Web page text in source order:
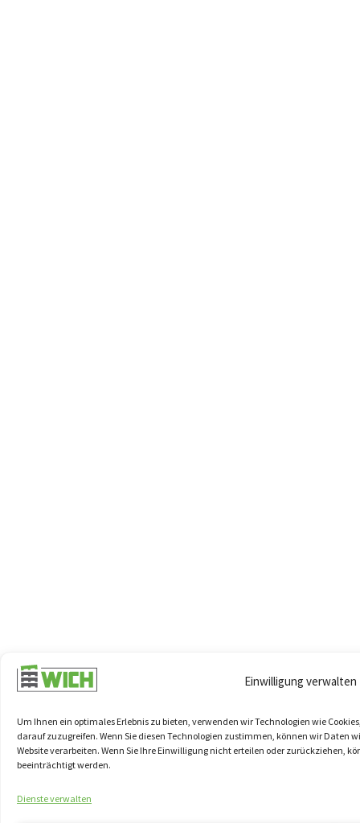
Einwilligung verwalten
Um Ihnen ein optimales Erlebnis zu bieten, verwenden wir Technologien wie
darauf zuzugreifen. Wenn Sie diesen Technologien zustimmen, können wir Daten
Website verarbeiten. Wenn Sie Ihre Einwilligung nicht erteilen oder zurückziehen,
beeinträchtigt werden.
Dienste verwalten